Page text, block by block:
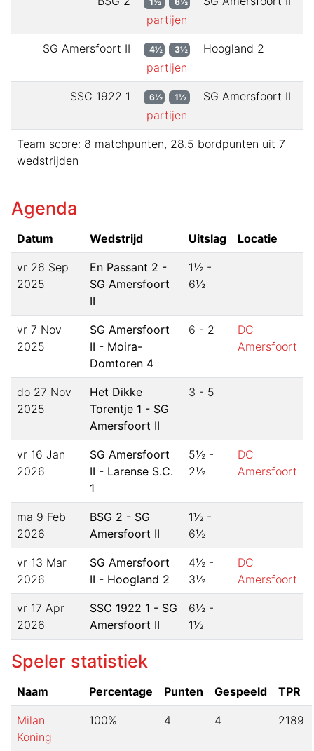
partijen
SG Amersfoort II 4½ 3½
partijen
Hoogland 2
SSC 1922 1 6½ 1½
partijen
SG Amersfoort II
Team score: 8 matchpunten, 28.5 bordpunten uit 7
wedstrijden
Agenda
Datum Wedstrijd Uitslag Locatie
vr 26 Sep
2025
En Passant 2 -
SG Amersfoort
II
1½ -
6½
vr 7 Nov
2025
SG Amersfoort
II - Moira-
Domtoren 4
6 - 2
DC
Amersfoort
do 27 Nov
2025
Het Dikke
Torentje 1 - SG
Amersfoort II
3 - 5
vr 16 Jan
2026
SG Amersfoort
II - Larense S.C.
1
5½ -
2½
DC
Amersfoort
ma 9 Feb
2026
BSG 2 - SG
Amersfoort II
1½ -
6½
vr 13 Mar
2026
SG Amersfoort
II - Hoogland 2
4½ -
3½
DC
Amersfoort
vr 17 Apr
2026
SSC 1922 1 - SG
Amersfoort II
6½ -
1½
Speler statistiek
Naam Percentage Punten Gespeeld TPR
Milan
Koning
100% 4 4 2189